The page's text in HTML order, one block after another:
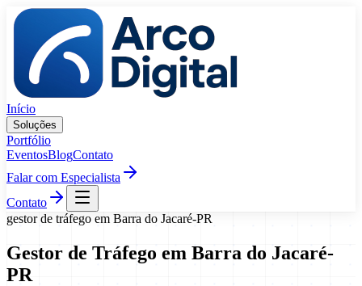
Pular para o conteúdo
Início
Soluções
Portfólio
EventosBlogContato
Falar com Especialista
Contato
gestor de tráfego em Barra do Jacaré-PR
Gestor de Tráfego em Barra do Jacaré-
PR